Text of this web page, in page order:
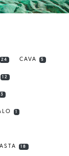
24 CAVA 5
12
3
18
: